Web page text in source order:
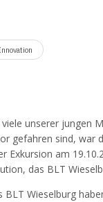
unserer jungen
gefahren sind, war
Exkursion am
das BLT
BLT Wieselburg